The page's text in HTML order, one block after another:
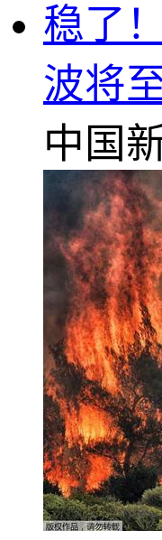
稳了
波将
中国